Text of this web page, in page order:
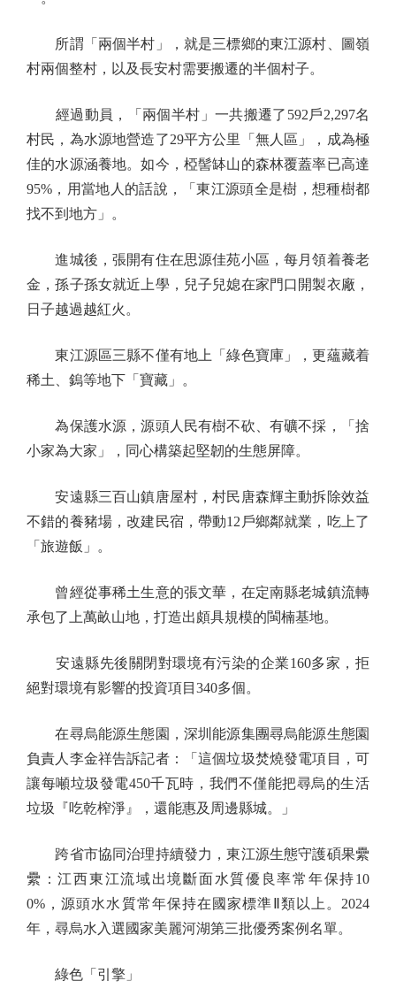
所謂「兩個半村」，就是三標鄉的東江源村、圖嶺
村兩個整村，以及長安村需要搬遷的半個村子。
經過動員，「兩個半村」一共搬遷了592戶2,297名
村民，為水源地營造了29平方公里「無人區」，成為極
佳的水源涵養地。如今，椏髻缽山的森林覆蓋率已高達
95%，用當地人的話說，「東江源頭全是樹，想種樹都
找不到地方」。
進城後，張開有住在思源佳苑小區，每月領着養老
金，孫子孫女就近上學，兒子兒媳在家門口開製衣廠，
日子越過越紅火。
東江源區三縣不僅有地上「綠色寶庫」，更蘊藏着
稀土、鎢等地下「寶藏」。
為保護水源，源頭人民有樹不砍、有礦不採，「捨
小家為大家」，同心構築起堅韌的生態屏障。
安遠縣三百山鎮唐屋村，村民唐森輝主動拆除效益
不錯的養豬場，改建民宿，帶動12戶鄉鄰就業，吃上了
「旅遊飯」。
曾經從事稀土生意的張文華，在定南縣老城鎮流轉
承包了上萬畝山地，打造出頗具規模的閩楠基地。
安遠縣先後關閉對環境有污染的企業160多家，拒
絕對環境有影響的投資項目340多個。
在尋烏能源生態園，深圳能源集團尋烏能源生態園
負責人李金祥告訴記者：「這個垃圾焚燒發電項目，可
讓每噸垃圾發電450千瓦時，我們不僅能把尋烏的生活
垃圾『吃乾榨淨』，還能惠及周邊縣城。」
跨省市協同治理持續發力，東江源生態守護碩果纍
纍：江西東江流域出境斷面水質優良率常年保持10
0%，源頭水水質常年保持在國家標準Ⅱ類以上。2024
年，尋烏水入選國家美麗河湖第三批優秀案例名單。
綠色「引擎」